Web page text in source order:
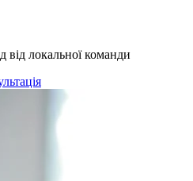
від локальної команди